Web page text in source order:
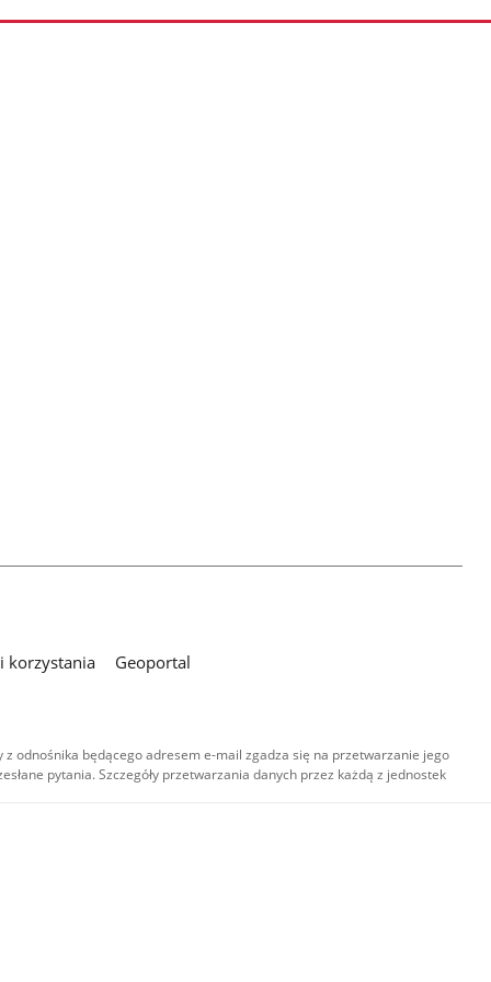
korzystania
Geoportal
odnośnika będącego adresem e-mail zgadza się na przetwarzanie jego
pytania. Szczegóły przetwarzania danych przez każdą z jednostek